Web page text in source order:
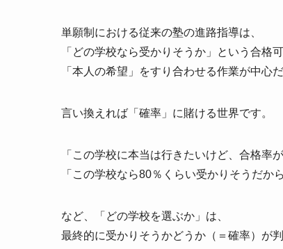
単願制における従来の塾の進路指導は、
「どの学校なら受かりそうか」という合格
「本人の希望」をすり合わせる作業が中心
言い換えれば「確率」に賭ける世界です。
「この学校に本当は行きたいけど、合格率
「この学校なら80％くらい受かりそうだか
など、「どの学校を選ぶか」は、
最終的に受かりそうかどうか（＝確率）が